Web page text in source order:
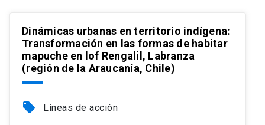
Dinámicas urbanas en territorio indígena:
Transformación en las formas de habitar
mapuche en lof Rengalil, Labranza
(región de la Araucanía, Chile)
local_offer Líneas de acción